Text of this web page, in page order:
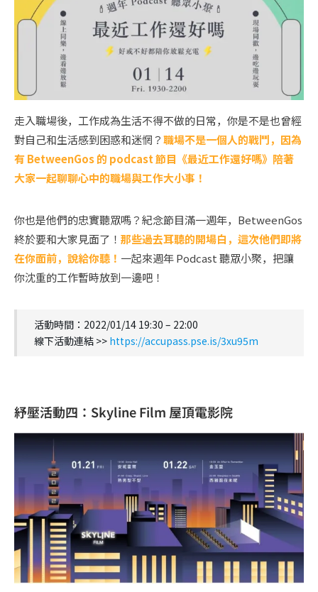
走入職場後，工作成為生活不得不做的日常，你是不是也曾經
對自己和生活感到困惑和迷惘？職場不是一個人的戰鬥，因為
有 BetweenGos 的 podcast 節目《最近工作還好嗎》陪著
大家一起聊聊心中的職場與工作大小事！
你也是他們的忠實聽眾嗎？紀念節目滿一週年，BetweenGos
終於要和大家見面了！ 那些過去耳聽的開場白，這次他們即將
在你面前，說給你聽！ 一起來週年 Podcast 聽眾小聚，把讓
你沈重的工作暫時放到一邊吧！
活動時間：2022/01/14 19:30 – 22:00
線下活動連結 >> https://accupass.pse.is/3xu95m
紓壓活動四：Skyline Film 屋頂電影院